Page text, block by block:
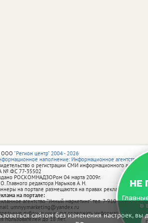
сайтом без изменения настроек, вы
НЕ
в
"Регион центр" 2004 - 2026
наполнение: Информационное агентство
о регистрации СМИ информационного
№ ФС 77‑35502
РОСКОМНАДЗОРом 04 марта 2009г.
Главного редактора Нарыков А. Н.
на портале размещаются на правах рекламы.
на портале:
агентство "Умный маркетинг" тел. 7-910-267-70-40,
umnyy.marketing@yandex.ru
публикации могут содержать информацию, не
пользователей до 18 лет.